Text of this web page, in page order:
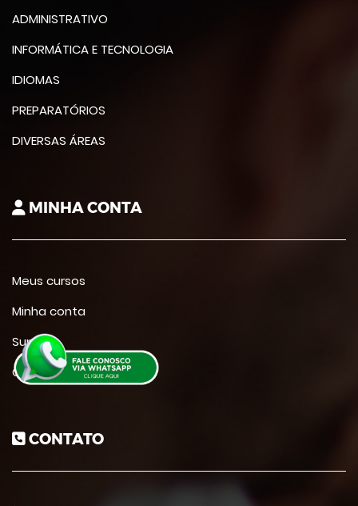
ADMINISTRATIVO
INFORMÁTICA E TECNOLOGIA
IDIOMAS
PREPARATÓRIOS
DIVERSAS ÁREAS
MINHA CONTA
Meus cursos
Minha conta
Suporte
Contato
CONTATO